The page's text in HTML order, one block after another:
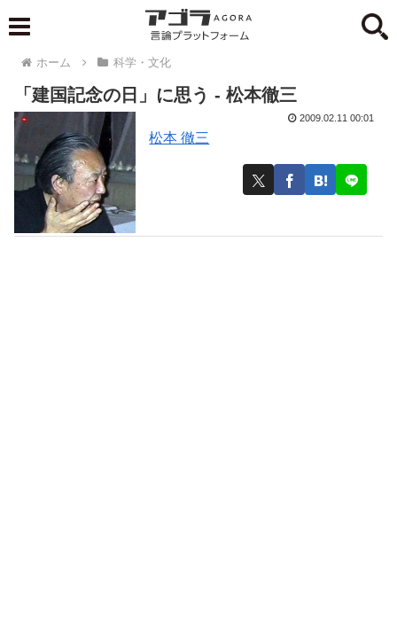
ホーム 科学・文化
「建国記念の日」に思う - 松本徹三
松本 徹三
2009.02.11 00:01